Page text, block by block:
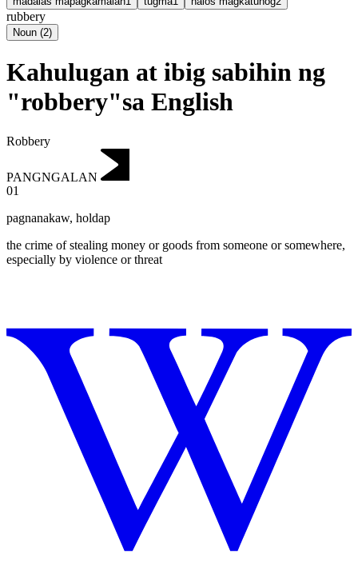
rubbery
Noun (2)
Kahulugan at ibig sabihin ng
"robbery"sa English
Robbery
PANGNGALAN
01
pagnanakaw, holdap
the crime of stealing money or goods from someone or somewhere,
especially by violence or threat